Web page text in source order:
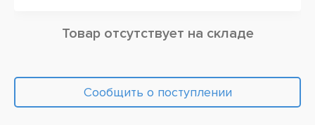
Товар отсутствует на складе
Сообщить о поступлении